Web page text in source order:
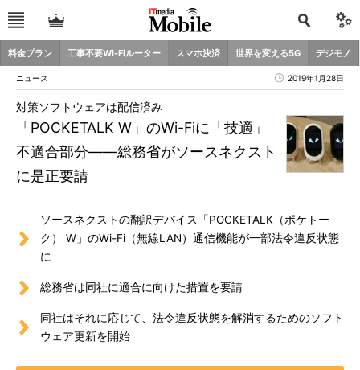
料金プラン 工事不要Wi-Fiルーター スマホ決済 世界を変える5G デジモノ
ニュース 2019年1月28日
「POCKETALK W」のWi-Fiに「技適」
不適合部分――総務省がソースネクスト
に是正要請
対策ソフトウェアは配信済み
ソースネクストの翻訳デバイス「POCKETALK（ポケトー
ク） W」のWi-Fi（無線LAN）通信機能が一部法令違反状態
に
総務省は同社に適合に向けた措置を要請
同社はそれに応じて、法令違反状態を解消するためのソフト
ウェア更新を開始